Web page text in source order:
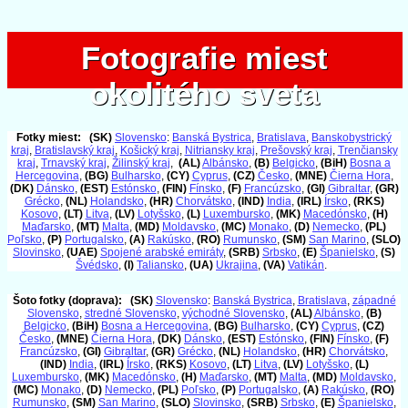
Fotografie miest
okolitého sveta
Fotografie miest
okolitého sveta
Fotky miest: (SK) Slovensko: Banská Bystrica, Bratislava, Banskobystrický
kraj, Bratislavský kraj, Košický kraj, Nitriansky kraj, Prešovský kraj, Trenčiansky
kraj, Trnavský kraj, Žilinský kraj, (AL)Albánsko, (B) Belgicko, (BiH) Bosna a
Hercegovina, (BG) Bulharsko, (CY) Cyprus, (CZ) Česko, (MNE) Čierna Hora,
(DK) Dánsko, (EST) Estónsko, (FIN) Fínsko, (F) Francúzsko, (GI) Gibraltar, (GR)
Grécko, (NL) Holandsko, (HR) Chorvátsko, (IND) India, (IRL) Írsko, (RKS)
Kosovo, (LT) Litva, (LV) Lotyšsko, (L) Luxembursko, (MK) Macedónsko, (H)
Maďarsko, (MT) Malta, (MD) Moldavsko, (MC) Monako, (D) Nemecko, (PL)
Poľsko, (P) Portugalsko, (A) Rakúsko, (RO) Rumunsko, (SM) San Marino, (SLO)
Slovinsko, (UAE) Spojené arabské emiráty, (SRB) Srbsko, (E) Španielsko, (S)
Švédsko, (I) Taliansko, (UA) Ukrajina, (VA) Vatikán.
Šoto fotky (doprava): (SK) Slovensko: Banská Bystrica, Bratislava, západné
Slovensko, stredné Slovensko, východné Slovensko, (AL)Albánsko, (B)
Belgicko, (BiH) Bosna a Hercegovina, (BG) Bulharsko, (CY) Cyprus, (CZ)
Česko, (MNE) Čierna Hora, (DK) Dánsko, (EST) Estónsko, (FIN) Fínsko, (F)
Francúzsko, (GI) Gibraltar, (GR) Grécko, (NL) Holandsko, (HR) Chorvátsko,
(IND) India, (IRL) Írsko, (RKS) Kosovo, (LT) Litva, (LV) Lotyšsko, (L)
Luxembursko, (MK) Macedónsko, (H) Maďarsko, (MT) Malta, (MD) Moldavsko,
(MC) Monako, (D) Nemecko, (PL) Poľsko, (P) Portugalsko, (A) Rakúsko, (RO)
Rumunsko, (SM) San Marino, (SLO) Slovinsko, (SRB) Srbsko, (E) Španielsko,